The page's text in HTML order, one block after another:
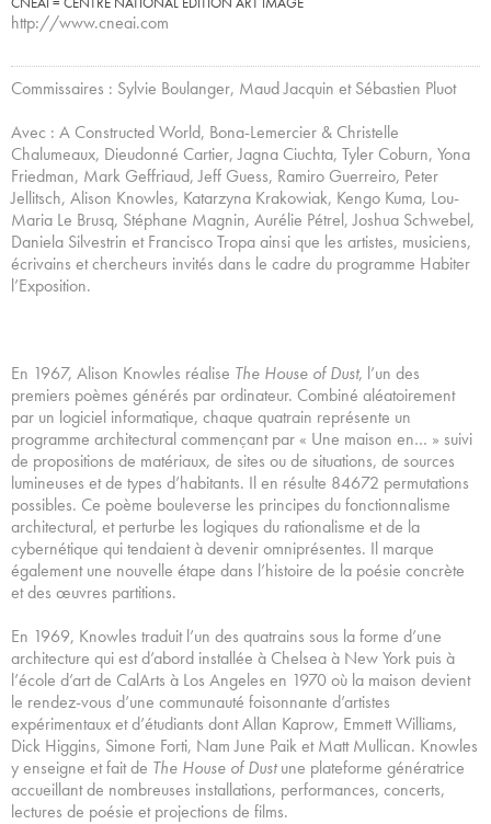
http://www.cneai.com
Commissaires : Sylvie Boulanger, Maud Jacquin et Sébastien Pluot
Avec : A Constructed World, Bona-Lemercier & Christelle
Chalumeaux, Dieudonné Cartier, Jagna Ciuchta, Tyler Coburn, Yona
Friedman, Mark Geffriaud, Jeff Guess, Ramiro Guerreiro, Peter
Jellitsch, Alison Knowles, Katarzyna Krakowiak, Kengo Kuma, Lou-
Maria Le Brusq, Stéphane Magnin, Aurélie Pétrel, Joshua Schwebel,
Daniela Silvestrin et Francisco Tropa ainsi que les artistes, musiciens,
écrivains et chercheurs invités dans le cadre du programme Habiter
l’Exposition.
En 1967, Alison Knowles réalise The House of Dust, l’un des
premiers poèmes générés par ordinateur. Combiné aléatoirement
par un logiciel informatique, chaque quatrain représente un
programme architectural commençant par « Une maison en… » suivi
de propositions de matériaux, de sites ou de situations, de sources
lumineuses et de types d’habitants. Il en résulte 84672 permutations
possibles. Ce poème bouleverse les principes du fonctionnalisme
architectural, et perturbe les logiques du rationalisme et de la
cybernétique qui tendaient à devenir omniprésentes. Il marque
également une nouvelle étape dans l’histoire de la poésie concrète
et des œuvres partitions.
En 1969, Knowles traduit l’un des quatrains sous la forme d’une
architecture qui est d’abord installée à Chelsea à New York puis à
l’école d’art de CalArts à Los Angeles en 1970 où la maison devient
le rendez-vous d’une communauté foisonnante d’artistes
expérimentaux et d’étudiants dont Allan Kaprow, Emmett Williams,
Dick Higgins, Simone Forti, Nam June Paik et Matt Mullican. Knowles
y enseigne et fait de The House of Dustune plateforme génératrice
accueillant de nombreuses installations, performances, concerts,
lectures de poésie et projections de films.